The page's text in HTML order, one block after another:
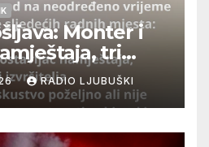
Monter i
tri
RADIO LJUBUŠKI